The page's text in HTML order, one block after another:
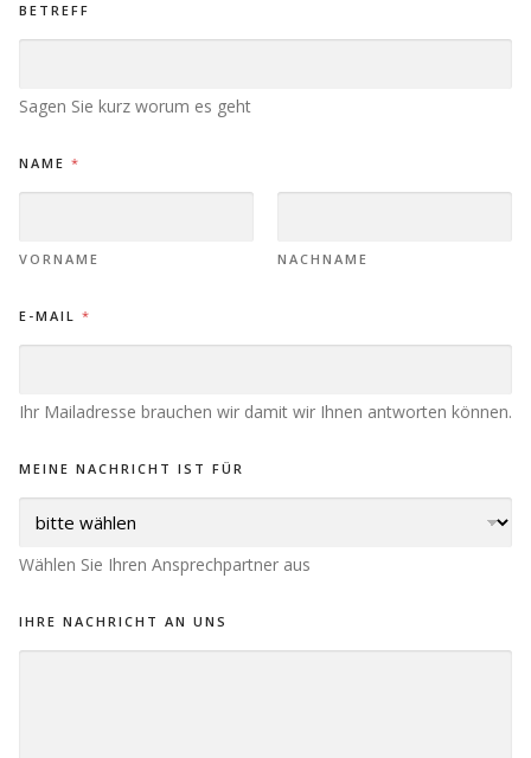
BETREFF
Sagen Sie kurz worum es geht
NAME *
VORNAME NACHNAME
E-MAIL *
Ihr Mailadresse brauchen wir damit wir Ihnen antworten können.
MEINE NACHRICHT IST FÜR
Wählen Sie Ihren Ansprechpartner aus
IHRE NACHRICHT AN UNS